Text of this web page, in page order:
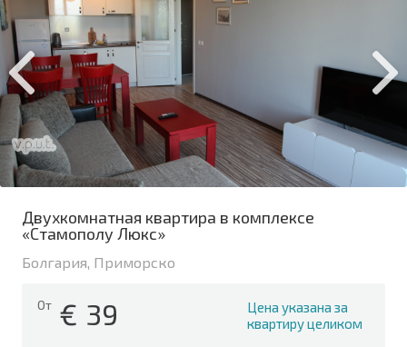
Двухкомнатная квартира в комплексе
«Стамополу Люкс»
Болгария, Приморско
От € 39
Цена указана за
квартиру целиком